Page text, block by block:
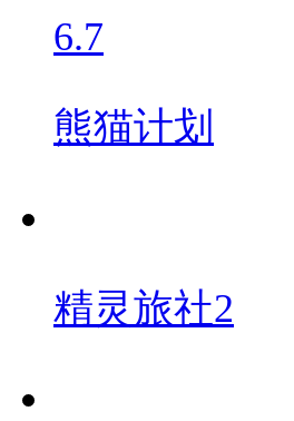
6.7
熊猫计划
精灵旅社2